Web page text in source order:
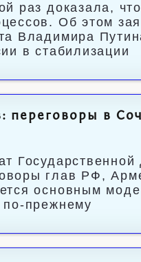
раз доказала,
Об этом
Владимира
в стабилизации
переговоры в
глав РФ,
основным
прежнему